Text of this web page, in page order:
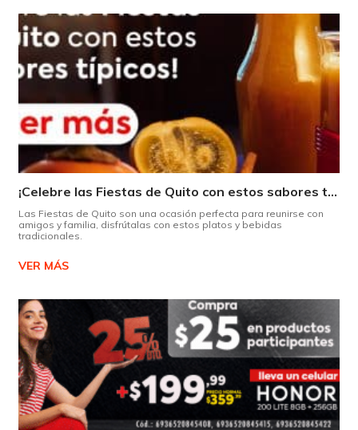
¡Celebre las Fiestas de Quito con estos sabores típicos!
Las Fiestas de Quito son una ocasión perfecta para reunirse con
amigos y familia, disfrútalas con estos platos y bebidas
tradicionales.
VER MÁS